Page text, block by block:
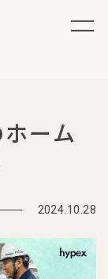
ーム
2024.10.28